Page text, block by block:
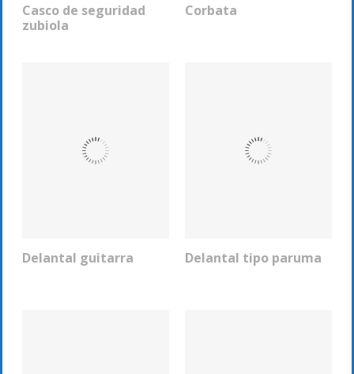
Casco de seguridad
zubiola
COTIZAR CorbataCOTIZAR
Delantal guitarra
COTIZAR Delantal tipo paruma
COTIZAR